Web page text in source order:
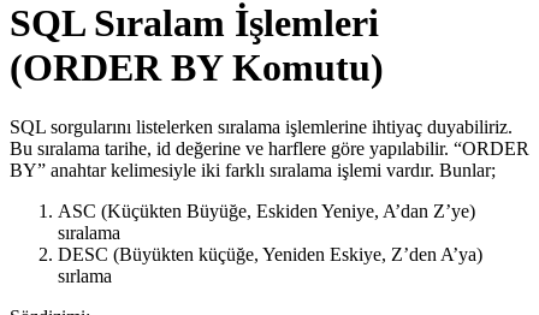
SQL Sıralam İşlemleri
(ORDER BY Komutu)
SQL sorgularını listelerken sıralama işlemlerine ihtiyaç duyabiliriz.
Bu sıralama tarihe, id değerine ve harflere göre yapılabilir. “ORDER
BY” anahtar kelimesiyle iki farklı sıralama işlemi vardır. Bunlar;
ASC (Küçükten Büyüğe, Eskiden Yeniye, A’dan Z’ye)
sıralama
DESC (Büyükten küçüğe, Yeniden Eskiye, Z’den A’ya)
sırlama